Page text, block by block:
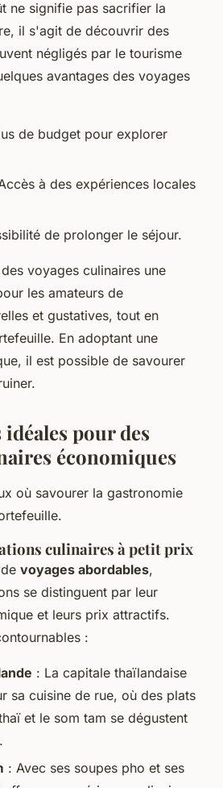
ne signifie pas sacrifier la
il s'agit de découvrir des
négligés par le tourisme
avantages des voyages
de budget pour explorer
à des expériences locales
de prolonger le séjour.
voyages culinaires une
les amateurs de
et gustatives, tout en
En adoptant une
il est possible de savourer
pour des
économiques
où savourer la gastronomie
culinaires à petit prix
voyages abordables,
se distinguent par leur
et leurs prix attractifs.
:
: La capitale thaïlandaise
sa cuisine de rue, où des plats
et le som tam se dégustent
: Avec ses soupes pho et ses